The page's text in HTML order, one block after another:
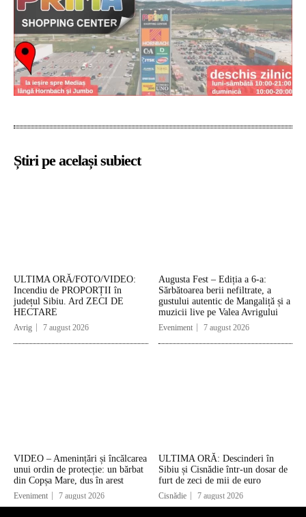
Știri pe același subiect
ULTIMA ORĂ/FOTO/VIDEO:
Incendiu de PROPORȚII în
județul Sibiu. Ard ZECI DE
HECTARE
Avrig 7 august 2026
Augusta Fest – Ediția a 6-a:
Sărbătoarea berii nefiltrate, a
gustului autentic de Mangaliță și a
muzicii live pe Valea Avrigului
Eveniment 7 august 2026
VIDEO – Amenințări și încălcarea
unui ordin de protecție: un bărbat
din Copșa Mare, dus în arest
Eveniment 7 august 2026
ULTIMA ORĂ: Descinderi în
Sibiu și Cisnădie într-un dosar de
furt de zeci de mii de euro
Cisnădie 7 august 2026